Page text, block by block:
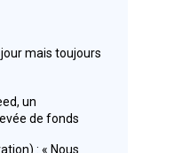
mais toujours
un
de fonds
: « Nous